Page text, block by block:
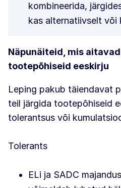
kombineerida,
kas alternatiivselt või
Näpunäiteid, mis
tootepõhiseid eeskirju
Leping pakub täiendavat
teil järgida tootepõhiseid
tolerantsus või
Tolerants
ELi ja SADC